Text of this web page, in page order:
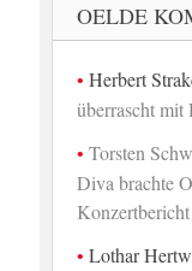
OELDE
Herbert
überrascht mit
Torsten
Diva brachte
Konzertbericht
Lothar